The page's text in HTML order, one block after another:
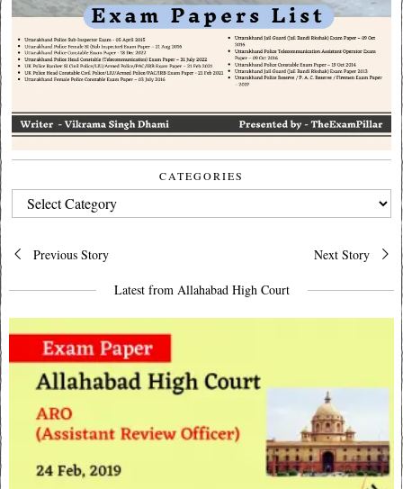
CATEGORIES
CATEGORIES
Post
navigation
Previous Story Next Story
Latest from Allahabad High Court